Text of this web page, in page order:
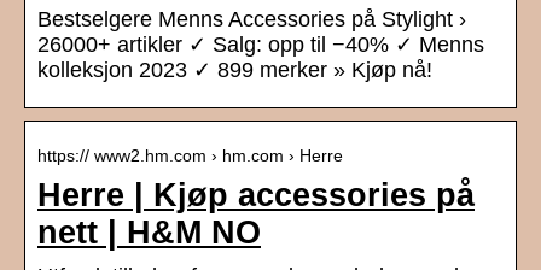
Bestselgere Menns Accessories på Stylight ›
26000+ artikler ✓ Salg: opp til −40% ✓ Menns
kolleksjon 2023 ✓ 899 merker » Kjøp nå!
https:// www2.hm.com › hm.com › Herre
Herre | Kjøp accessories på
nett | H&M NO